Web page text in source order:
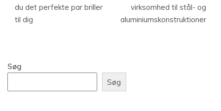
du det perfekte par briller
til dig
virksomhed til stål- og
aluminiumskonstruktioner
Søg
Søg